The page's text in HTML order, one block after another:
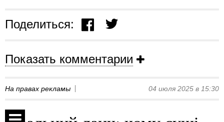
Поделиться:
Показать комментарии
На правах рекламы 04 июля 2025 в 15:30